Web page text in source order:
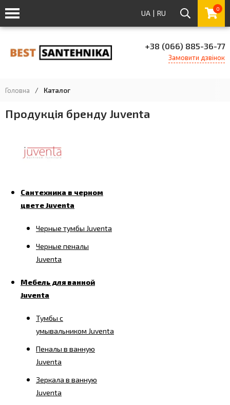
UA | RU 0
+38 (066) 885-36-77
Замовити дзвінок
Головна / Каталог
Продукція бренду Juventa
Сантехника в черном
цвете Juventa
Черные тумбы Juventa
Черные пеналы
Juventa
Мебель для ванной
Juventa
Тумбы с
умывальником Juventa
Пеналы в ванную
Juventa
Зеркала в ванную
Juventa